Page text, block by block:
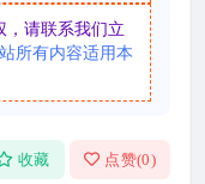
，请联系我们立
所有内容适用本
收藏 点赞(0)